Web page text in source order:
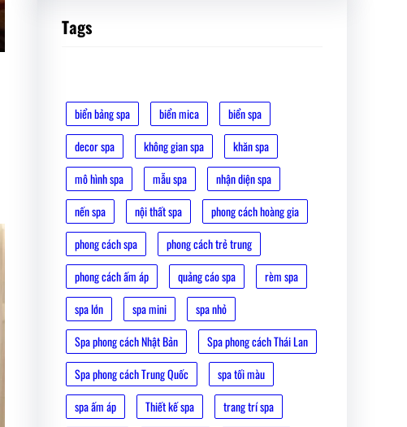
Tags
biển bảng spa biển mica
biển spa
decor spa
không gian spa
khăn spa
mô hình spa
mẫu spa
nhận diện spa
nến spa
nội thất spa
phong cách hoàng gia
phong cách spa
phong cách trẻ trung
phong cách ấm áp
quảng cáo spa
rèm spa
spa lớn
spa mini
spa nhỏ
Spa phong cách Nhật Bản
Spa phong cách Thái Lan
Spa phong cách Trung Quốc
spa tối màu
spa ấm áp
Thiết kế spa
trang trí spa